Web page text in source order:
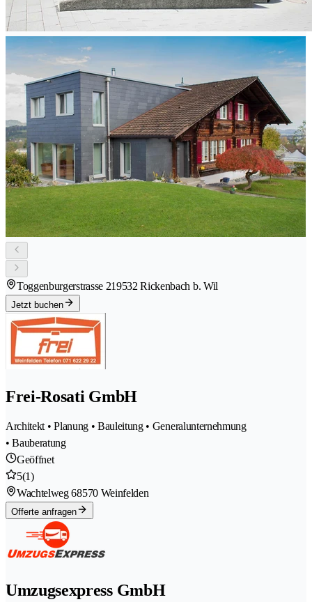
Toggenburgerstrasse 219532 Rickenbach b. Wil
Jetzt buchen
Frei-Rosati GmbH
Architekt • Planung • Bauleitung • Generalunternehmung
• Bauberatung
Geöffnet
5(1)
Wachtelweg 68570 Weinfelden
Offerte anfragen
Umzugsexpress GmbH